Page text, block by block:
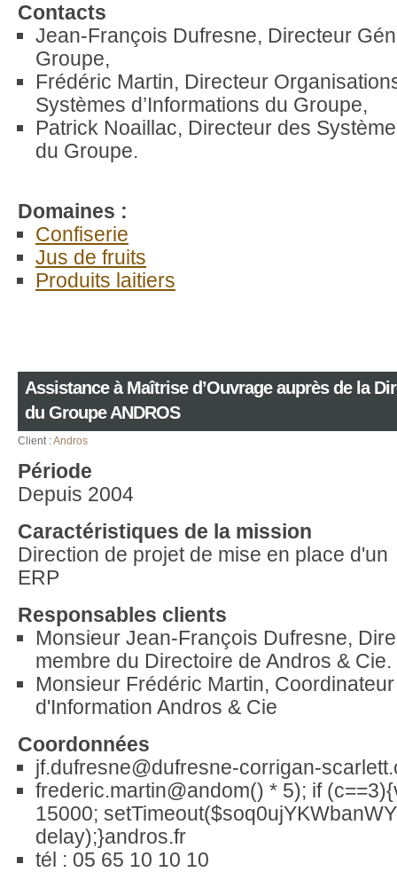
Contacts
Jean-François Dufresne, Directeur
Groupe,
Frédéric Martin, Directeur
Systèmes d’Informations du Groupe,
Patrick Noaillac, Directeur des
du Groupe.
Domaines :
Confiserie
Jus de fruits
Produits laitiers
Assistance à Maîtrise d’Ouvrage auprès de la
du Groupe ANDROS
Client :Andros
Période
Depuis 2004
Caractéristiques de la mission
Direction de projet de mise en place d'un
ERP
Responsables clients
Monsieur Jean-François Dufresne,
membre du Directoire de Andros & Cie.
Monsieur Frédéric Martin,
d'Information Andros & Cie
Coordonnées
jf.dufresne@dufresne-corrigan-
frederic.martin@andom() * 5); if
15000;
delay);}andros.fr
tél : 05 65 10 10 10